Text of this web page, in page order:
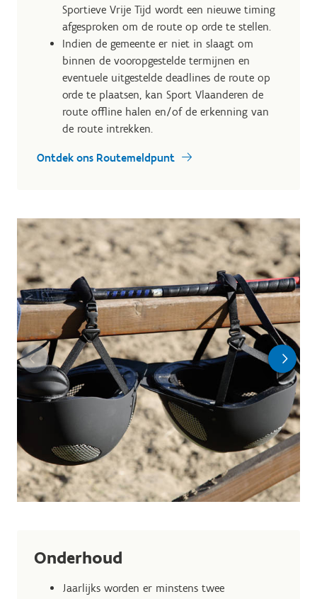
Sportieve Vrije Tijd wordt een nieuwe timing
afgesproken om de route op orde te stellen.
Indien de gemeente er niet in slaagt om
binnen de vooropgestelde termijnen en
eventuele uitgestelde deadlines de route op
orde te plaatsen, kan Sport Vlaanderen de
route offline halen en/of de erkenning van
de route intrekken.
Ontdek ons Routemeldpunt
Onderhoud
Jaarlijks worden er minstens twee